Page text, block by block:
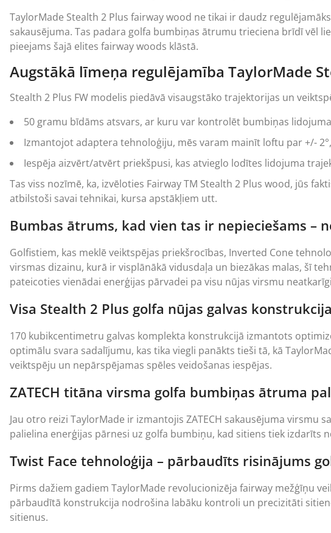
TaylorMade Stealth 2 Plus fairway wood ne tikai ir daudz
sakausējuma. Tas padara golfa bumbiņas ātrumu trieciena brīdī vēl
pieejams šajā elites fairway woods klāstā.
Augstākā līmeņa regulējamība TaylorMade
Stealth 2 Plus FW modelis piedāvā visaugstāko trajektorijas un
50 gramu bīdāms atsvars, ar kuru var kontrolēt bumbiņas
Izmantojot adaptera tehnoloģiju, mēs varam mainīt loftu par +/-
Iespēja aizvērt/atvērt priekšpusi, kas atvieglo lodītes lidojuma
Tas viss nozīmē, ka, izvēloties Fairway TM Stealth 2 Plus wood, jūs
atbilstoši savai tehnikai, kursa apstākļiem utt.
Bumbas ātrums, kad vien tas ir nepieciešams –
Golfistiem, kas meklē veiktspējas priekšrocības, Inverted Cone
virsmas dizainu, kurā ir visplānākā vidusdaļa un biezākas malas, šī
pateicoties vienādai enerģijas pārvadei pa visu nūjas virsmu
Visa Stealth 2 Plus golfa nūjas galvas
170 kubikcentimetru galvas komplekta konstrukcijā izmantots
optimālu svara sadalījumu, kas tika viegli panākts tieši tā, kā
veiktspēju un nepārspējamas spēles veidošanas iespējas.
ZATECH titāna virsma golfa bumbiņas ātruma
Jau otro reizi TaylorMade ir izmantojis ZATECH sakausējuma virsmu
palielina enerģijas pārnesi uz golfa bumbiņu, kad sitiens tiek izdarīts
Twist Face tehnoloģija – pārbaudīts risinājums
Pirms dažiem gadiem TaylorMade revolucionizēja fairway mežģīņu
pārbaudītā konstrukcija nodrošina labāku kontroli un precizitāti
sitienus.